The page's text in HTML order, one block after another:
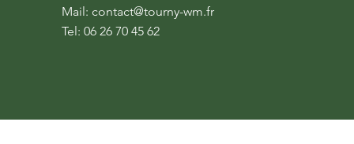
Mail: contact@tourny-wm.fr
Tel: 06 26 70 45 62